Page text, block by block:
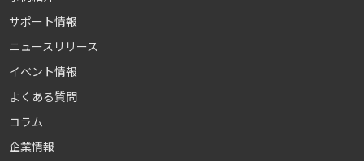
サポート情報
ニュースリリース
イベント情報
よくある質問
コラム
企業情報